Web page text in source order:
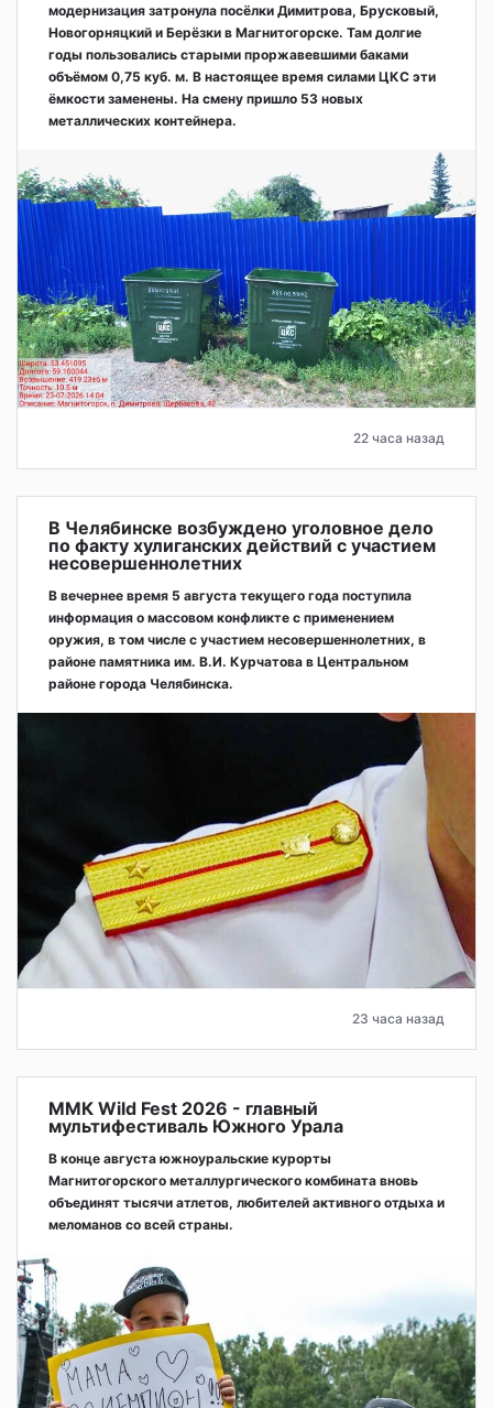
модернизация затронула посёлки Димитрова, Брусковый,
Новогорняцкий и Берёзки в Магнитогорске. Там долгие
годы пользовались старыми проржавевшими баками
объёмом 0,75 куб. м. В настоящее время силами ЦКС эти
ёмкости заменены. На смену пришло 53 новых
металлических контейнера.
22 часа назад
В Челябинске возбуждено уголовное дело
по факту хулиганских действий с участием
несовершеннолетних
В вечернее время 5 августа текущего года поступила
информация о массовом конфликте с применением
оружия, в том числе с участием несовершеннолетних, в
районе памятника им. В.И. Курчатова в Центральном
районе города Челябинска.
23 часа назад
ММК Wild Fest 2026 - главный
мультифестиваль Южного Урала
В конце августа южноуральские курорты
Магнитогорского металлургического комбината вновь
объединят тысячи атлетов, любителей активного отдыха и
меломанов со всей страны.